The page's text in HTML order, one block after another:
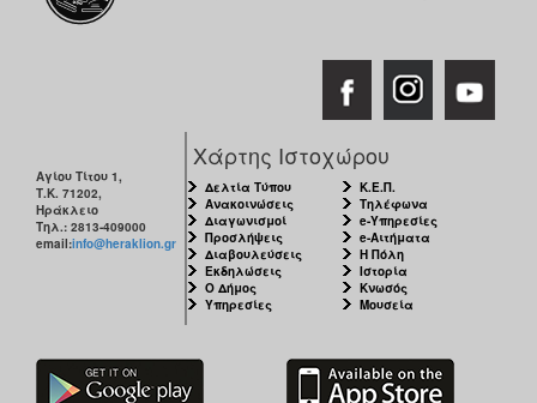
Αγίου Τίτου 1,
Τ.Κ. 71202,
Ηράκλειο
Τηλ.: 2813-409000
email:info@heraklion.gr
Χάρτης Ιστοχώρου
Δελτία Τύπου
Ανακοινώσεις
Διαγωνισμοί
Προσλήψεις
Διαβουλεύσεις
Εκδηλώσεις
Ο Δήμος
Υπηρεσίες
Κ.Ε.Π.
Τηλέφωνα
e-Υπηρεσίες
e-Αιτήματα
Η Πόλη
Ιστορία
Κνωσός
Μουσεία